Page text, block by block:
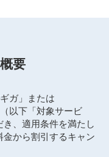
要
ガ」または
以下「対象サービ
、適用条件を満たし
から割引するキャン